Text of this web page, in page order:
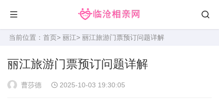
当前位置： 首页> 丽江> 丽江旅游门票预订问题详解
丽江旅游门票预订问题详解
曹莎德 2025-10-03 19:30:05